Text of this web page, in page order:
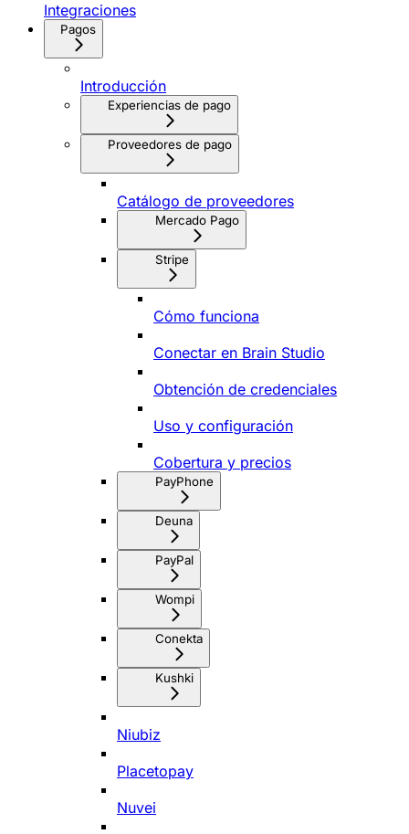
Integraciones
Pagos
Introducción
Experiencias de pago
Proveedores de pago
Catálogo de proveedores
Mercado Pago
Stripe
Cómo funciona
Conectar en Brain Studio
Obtención de credenciales
Uso y configuración
Cobertura y precios
PayPhone
Deuna
PayPal
Wompi
Conekta
Kushki
Niubiz
Placetopay
Nuvei